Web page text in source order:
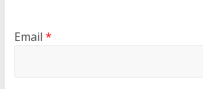
Email *